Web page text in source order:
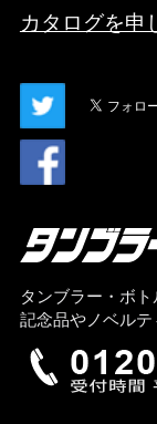
カタログを申
タンブラー・ボ
記念品やノベルテ